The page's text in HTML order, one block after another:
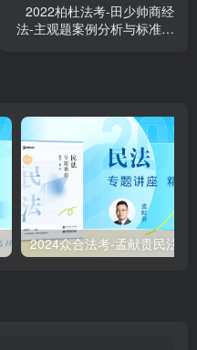
2022柏杜法考-田少帅商经
法-主观题案例分析与标准写